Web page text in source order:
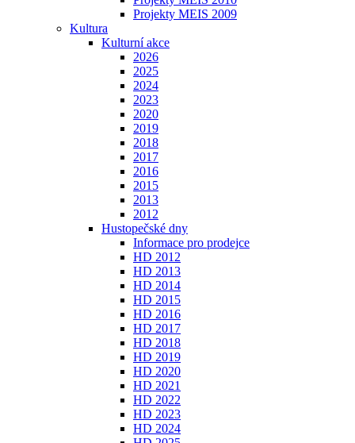
Projekty MEIS 2009
Kultura
Kulturní akce
2026
2025
2024
2023
2020
2019
2018
2017
2016
2015
2013
2012
Hustopečské dny
Informace pro prodejce
HD 2012
HD 2013
HD 2014
HD 2015
HD 2016
HD 2017
HD 2018
HD 2019
HD 2020
HD 2021
HD 2022
HD 2023
HD 2024